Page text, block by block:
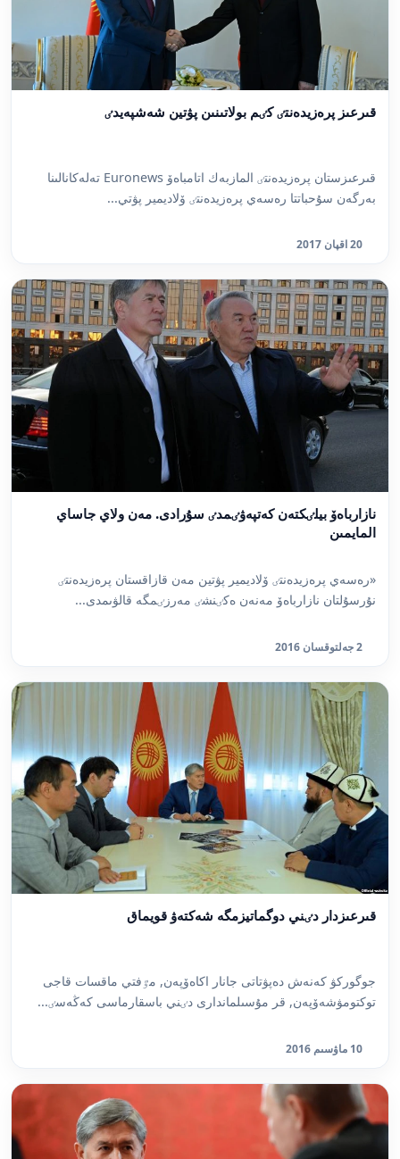
قىرعىز پرەزيدەنتٸ كٸم بولاتىنىن پۋتين شەشپەيدٸ
قىرعىزستان پرەزيدەنتٸ المازبەك اتامباەۆ Euronews تەلەكانالىنا
بەرگەن سۇحباتتا رەسەي پرەزيدەنتٸ ۆلاديمير پۋتي...
20 اقپان 2017
نازارباەۆ بيلٸكتەن كەتپەۋٸمدٸ سۇرادى. مەن ولاي جاساي
المايمىن
«رەسەي پرەزيدەنتٸ ۆلاديمير پۋتين مەن قازاقستان پرەزيدەنتٸ
نۇرسۇلتان نازارباەۆ مەنەن ەكٸنشٸ مەرزٸمگە قالۋىمدى...
2 جەلتوقسان 2016
قىرعىزدار دٸني دوگماتيزمگە شەكتەۋ قويماق
جوگوركۋ كەنەش دەپۋتاتى جانار اكاەۆپەن, مٷفتي ماقسات قاجى
توكتومۋشەۆپەن, قر مۇسىلماندارى دٸني باسقارماسى كەڭەسٸ...
10 ماۋسىم 2016